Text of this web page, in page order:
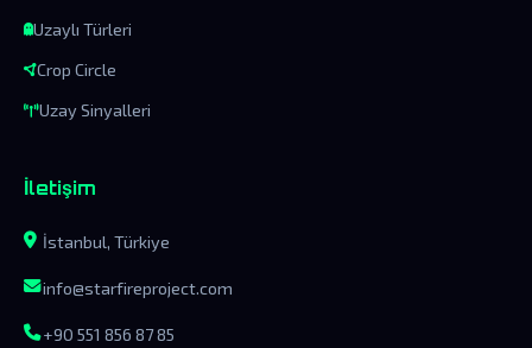
Uzaylı Türleri
Crop Circle
Uzay Sinyalleri
İletişim
İstanbul, Türkiye
info@starfireproject.com
+90 551 856 87 85